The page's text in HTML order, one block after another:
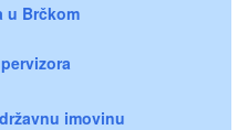
u Brčkom
imovinu